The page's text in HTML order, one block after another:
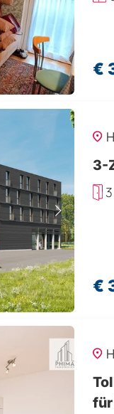
€
3-
€
für